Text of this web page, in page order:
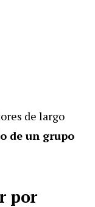
de largo
de un grupo
por